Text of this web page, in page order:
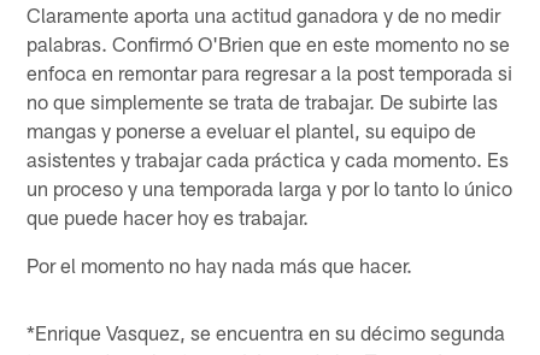
Claramente aporta una actitud ganadora y de no medir
palabras. Confirmó O'Brien que en este momento no se
enfoca en remontar para regresar a la post temporada si
no que simplemente se trata de trabajar. De subirte las
mangas y ponerse a eveluar el plantel, su equipo de
asistentes y trabajar cada práctica y cada momento. Es
un proceso y una temporada larga y por lo tanto lo único
que puede hacer hoy es trabajar.
Por el momento no hay nada más que hacer.
*Enrique Vasquez, se encuentra en su décimo segunda